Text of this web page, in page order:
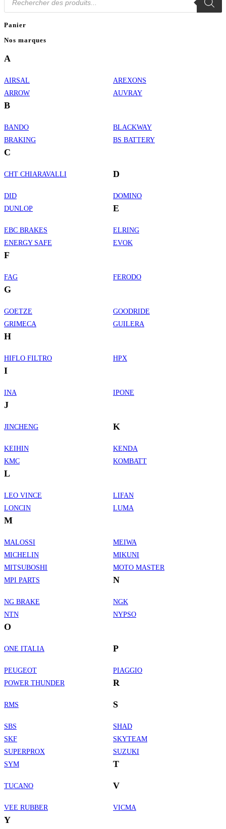
Panier
Nos marques
A
AIRSAL
AREXONS
ARROW
AUVRAY
B
BANDO
BLACKWAY
BRAKING
BS BATTERY
C
CHT CHIARAVALLI D
DID
DOMINO
DUNLOP
E
EBC BRAKES
ELRING
ENERGY SAFE
EVOK
F
FAG FERODO
G
GOETZE
GOODRIDE
GRIMECA
GUILERA
H
HIFLO FILTRO HPX
I
INA IPONE
J
JINCHENG K
KEIHIN
KENDA
KMC
KOMBATT
L
LEO VINCE
LIFAN
LONCIN
LUMA
M
MALOSSI
MEIWA
MICHELIN
MIKUNI
MITSUBOSHI
MOTO MASTER
MPI PARTS
N
NG BRAKE
NGK
NTN
NYPSO
O
ONE ITALIA P
PEUGEOT
PIAGGIO
POWER THUNDER
R
RMS S
SBS
SHAD
SKF
SKYTEAM
SUPERPROX
SUZUKI
SYM
T
TUCANO V
VEE RUBBER VICMA
Y